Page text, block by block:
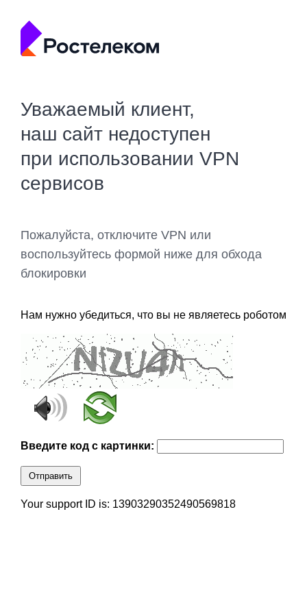
Уважаемый клиент,
наш сайт недоступен
при использовании VPN
сервисов
Пожалуйста, отключите VPN или
воспользуйтесь формой ниже для обхода
блокировки
Нам нужно убедиться, что вы не являетесь роботом
Введите код с картинки:
Отправить
Your support ID is: 13903290352490569818